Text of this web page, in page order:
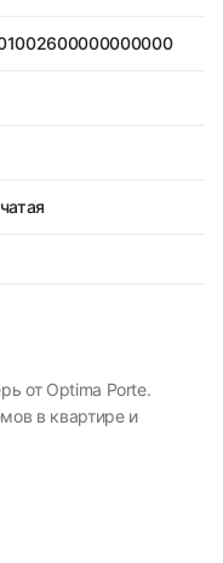
от Optima Porte.
в квартире и